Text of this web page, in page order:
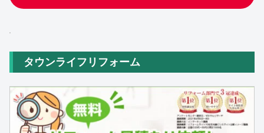
タウンライフリフォーム